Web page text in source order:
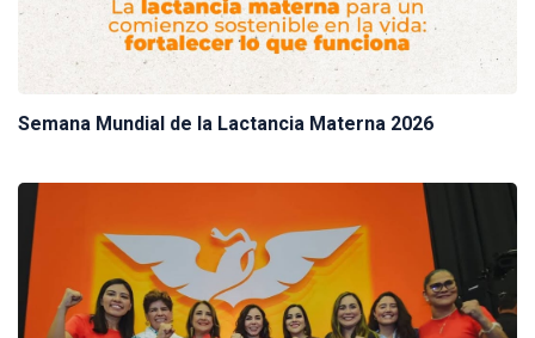
Semana Mundial de la Lactancia Materna 2026